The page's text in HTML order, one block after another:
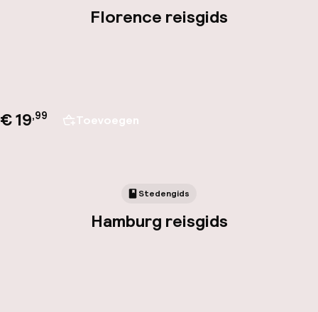
Florence reisgids
€ 19,99 Toevoegen
Stedengids
Hamburg reisgids